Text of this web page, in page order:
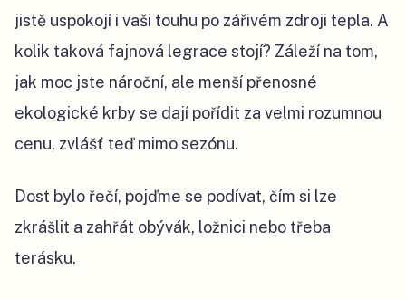
jistě uspokojí i vaši touhu po zářivém zdroji tepla. A
kolik taková fajnová legrace stojí? Záleží na tom,
jak moc jste nároční, ale menší přenosné
ekologické krby se dají pořídit za velmi rozumnou
cenu, zvlášť teď mimo sezónu.
Dost bylo řečí, pojďme se podívat, čím si lze
zkrášlit a zahřát obývák, ložnici nebo třeba
terásku.